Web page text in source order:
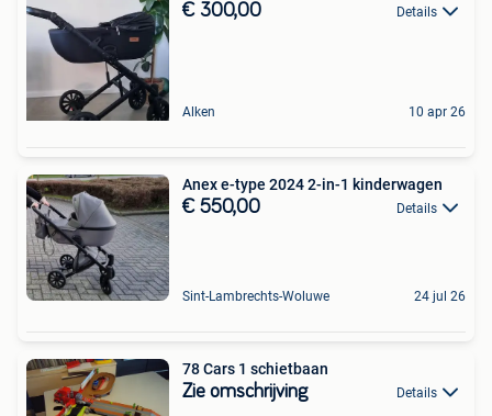
€ 300,00 Details
Alken 10 apr 26
Anex e-type 2024 2-in-1 kinderwagen
€ 550,00 Details
Sint-Lambrechts-Woluwe 24 jul 26
78 Cars 1 schietbaan
Zie omschrijving Details